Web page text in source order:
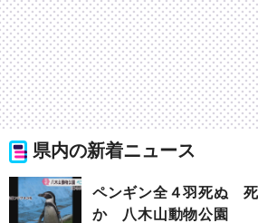
県内の新着ニュース
ペンギン全４羽死ぬ 死
か 八木山動物公園